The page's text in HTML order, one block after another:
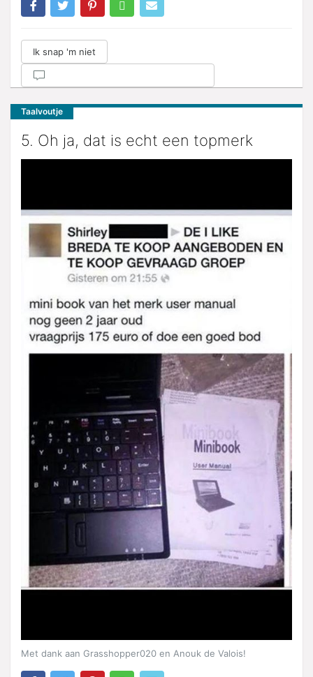
Ik snap 'm niet
Taalvoutje
5. Oh ja, dat is echt een topmerk
Met dank aan Grasshopper020 en Anouk de Valois!